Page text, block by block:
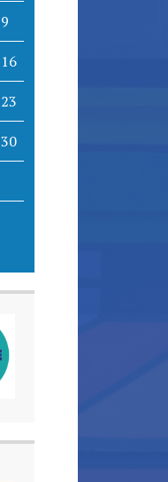
9
16
23
30